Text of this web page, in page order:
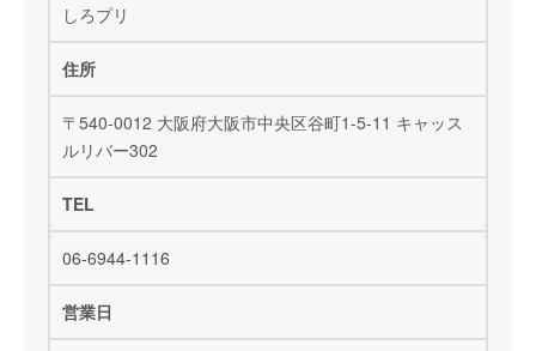
しろプリ
住所
〒540-0012 大阪府大阪市中央区谷町1-5-11 キャッス
ルリバー302
TEL
06-6944-1116
営業日